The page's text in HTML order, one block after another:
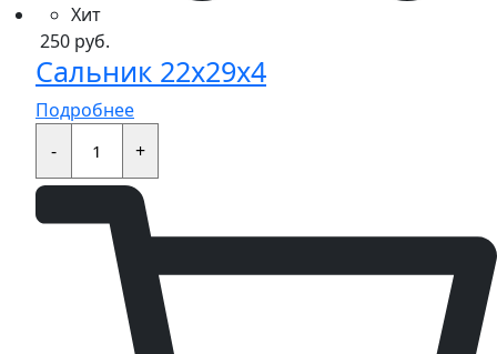
Хит
250 руб.
Сальник 22x29x4
Подробнее
-
Сальник
22x29x4+